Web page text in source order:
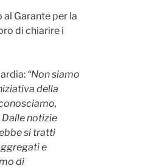
al Garante per la
di chiarire i
“Non siamo
della
notizie
si tratti
e
di